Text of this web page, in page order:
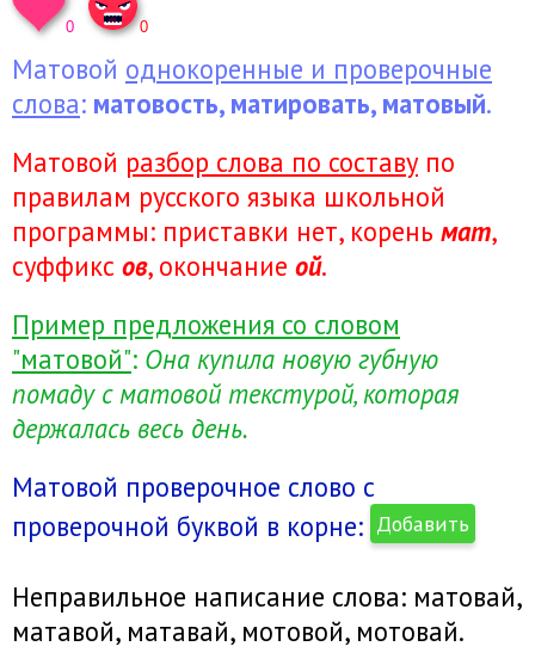
0 0
Матовой однокоренные и проверочные
слова: матовость, матировать, матовый.
Матовой разбор слова по составу по
правилам русского языка школьной
программы: приставки нет, корень мат,
суффикс ов, окончание ой.
Пример предложения со словом
"матовой": Она купила новую губную
помаду с матовой текстурой, которая
держалась весь день.
Матовой проверочное слово с
проверочной буквой в корне: Добавить
Неправильное написание слова: матовай,
матавой, матавай, мотовой, мотовай.